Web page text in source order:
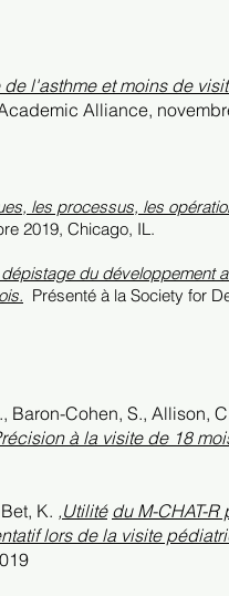
l'asthme et moins de
Alliance,
les processus, les
2019, Chicago, IL.
du développement
Présenté à la Society for
Baron-Cohen, S., Allison,
à la visite de 18
Bet, K. ,Utilité du M-CHAT-
lors de la visite